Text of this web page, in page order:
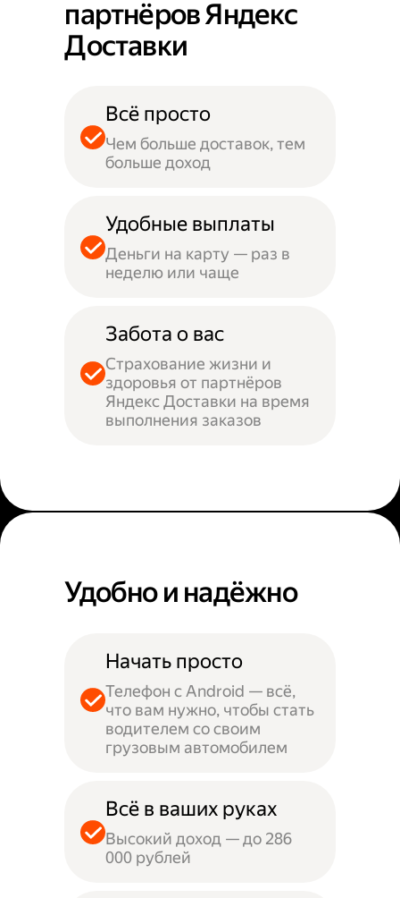
партнёров Яндекс
Доставки
Всё просто
Чем больше доставок, тем
больше доход
Удобные выплаты
Деньги на карту — раз в
неделю или чаще
Забота о вас
Страхование жизни и
здоровья от партнёров
Яндекс Доставки на время
выполнения заказов
Удобно и надёжно
Начать просто
Телефон с Android — всё,
что вам нужно, чтобы стать
водителем со своим
грузовым автомобилем
Всё в ваших руках
Высокий доход — до 286
000 рублей